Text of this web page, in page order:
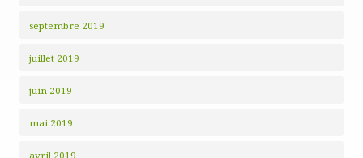
septembre 2019
juillet 2019
juin 2019
mai 2019
avril 2019